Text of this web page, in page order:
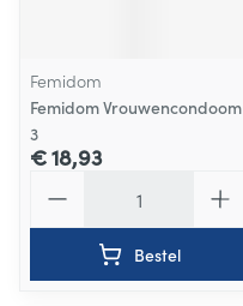
Femidom
Femidom Vrouwencondoom
3
€ 18,93
Bestel